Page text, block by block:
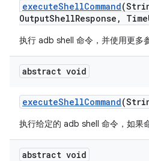
executeShellCommand
OutputShellResponse , Time
执行 adb shell 命令，并使用更多
abstract void
executeShellCommand
执行给定的 adb shell 命令，如果
abstract void